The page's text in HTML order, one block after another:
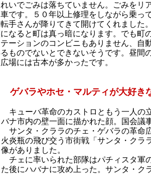
いでごみは落ちていません。ごみを
です。５０年以上修理をしながら乗っ
手さんが降りてきて開けてくれました
なると町は真っ暗になります。でも
ーションのコンビニもありません、自
ものでないとできないそうです。昼間
場には古本が多かったです。
ゲバラやホセ・マルティが大好き
キューバ革命のカストロともう一人の
バナ市内の壁一面に描かれた顔。国会議
サンタ・クララのチェ・ゲバラの革命
火炎瓶の飛び交う市街戦「サンタ・クラ
像がありました。
チェに率いられた部隊はパチィスタ軍
た後にハバナに攻め上った。サンタ・ク